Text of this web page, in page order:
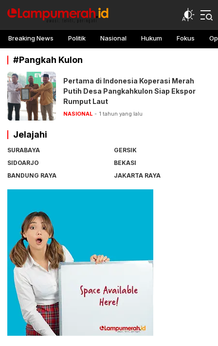
lampu merah
Awasi, teliti, peringati
Breaking News Politik Nasional Hukum Fokus
#Pangkah Kulon
Pertama di Indonesia Koperasi Merah
Putih Desa Pangkahkulon Siap Ekspor
Rumput Laut
NASIONAL 1 tahun yang lalu
Jelajahi
SURABAYA
GERSIK
SIDOARJO
BEKASI
BANDUNG RAYA
JAKARTA RAYA